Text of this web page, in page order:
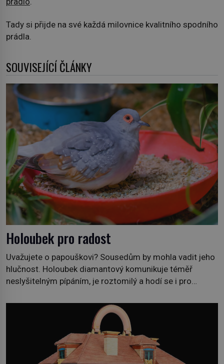
Tady si přijde na své každá milovnice kvalitního spodního
prádla.
SOUVISEJÍCÍ ČLÁNKY
Holoubek pro radost
Uvažujete o papouškovi? Sousedům by mohla vadit jeho
hlučnost. Holoubek diamantový komunikuje téměř
neslyšitelným pípáním, je roztomilý a hodí se i pro
klidného ptáčka, který většinu dne jen posedává. Hodně
času tráví na zemi, kde sbírá zbytky semínek Jeho
domovinou je prakticky celá Austrálie s výjimkou
pobřežní oblasti. […]